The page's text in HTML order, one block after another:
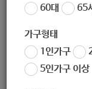
60대
65
가구형태
1인가구
5인가구 이상
※ 피아노의 경우
※ 추가 문의사항은
스팀
02-934-